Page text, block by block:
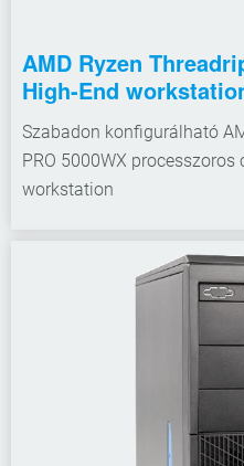
AMD Ryzen
High-End
Szabadon konfigurálható
PRO 5000WX
workstation